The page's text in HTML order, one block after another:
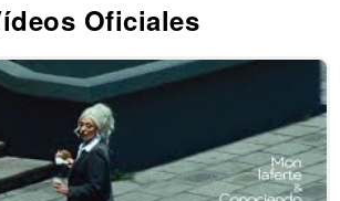
Oficiales